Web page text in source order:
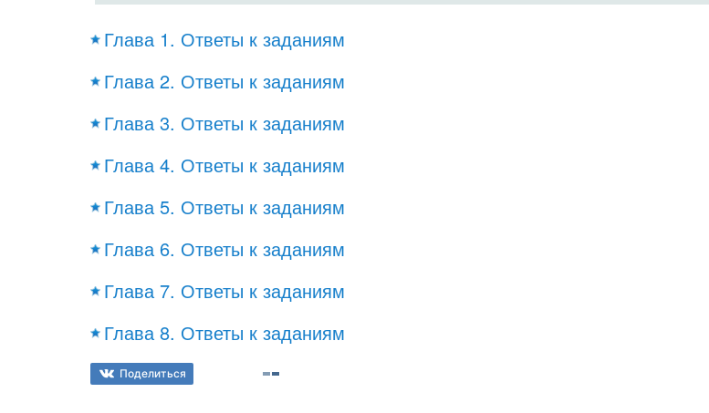
Глава 1. Ответы к заданиям
Глава 2. Ответы к заданиям
Глава 3. Ответы к заданиям
Глава 4. Ответы к заданиям
Глава 5. Ответы к заданиям
Глава 6. Ответы к заданиям
Глава 7. Ответы к заданиям
Глава 8. Ответы к заданиям
Поделиться